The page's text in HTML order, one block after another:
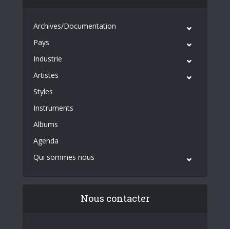
Archives/Documentation
Pays
Industrie
Artistes
Styles
Instruments
Albums
Agenda
Qui sommes nous
Nous contacter